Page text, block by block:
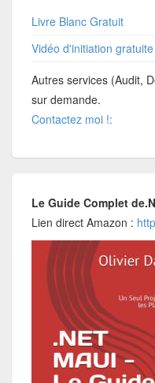
Livre Blanc Gratuit
Vidéo d'initiation gratuite
Autres services (Audit,
sur demande.
Contactez moi !:
Le Guide Complet
Lien direct Amazon :